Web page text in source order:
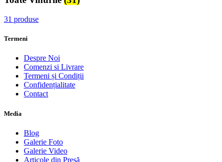
31 produse
Termeni
Despre Noi
Comenzi si Livrare
Termeni și Condiții
Confidențialitate
Contact
Media
Blog
Galerie Foto
Galerie Video
Articole din Presă